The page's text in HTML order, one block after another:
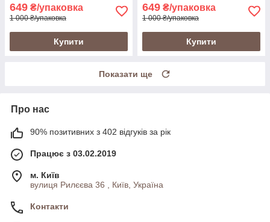
649 ₴/упаковка
1 000 ₴/упаковка
Купити
649 ₴/упаковка
1 000 ₴/упаковка
Купити
Показати ще
Про нас
90% позитивних з 402 відгуків за рік
Працює з 03.02.2019
м. Київ
вулиця Рилєєва 36 , Київ, Україна
Контакти